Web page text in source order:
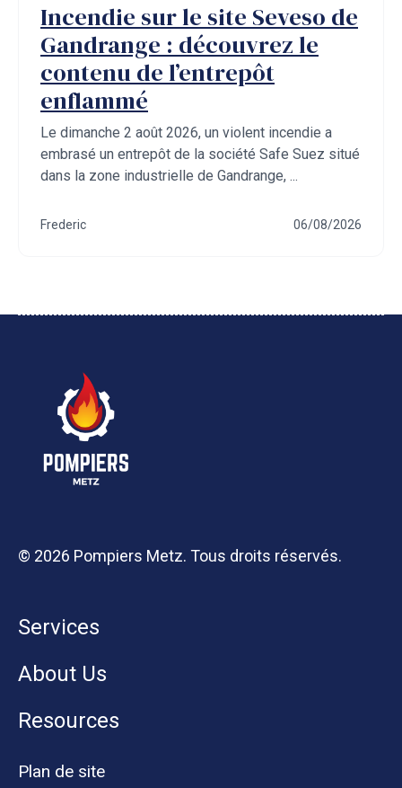
Incendie sur le site Seveso de
Gandrange : découvrez le
contenu de l’entrepôt
enflammé
Le dimanche 2 août 2026, un violent incendie a
embrasé un entrepôt de la société Safe Suez situé
dans la zone industrielle de Gandrange, ...
Frederic 06/08/2026
© 2026 Pompiers Metz. Tous droits réservés.
Services
About Us
Resources
Plan de site